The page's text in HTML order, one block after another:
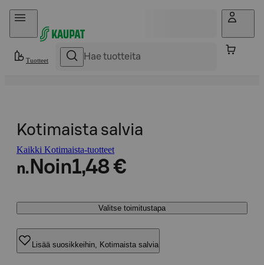
Hyppää sisältöön
Tuotteet
Kotimaista salvia
Kaikki Kotimaista-tuotteet
n. Noin1,48 €
Valitse toimitustapa
Lisää suosikkeihin, Kotimaista salvia